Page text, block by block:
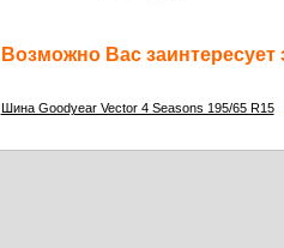
Возможно Вас заинтересует
Шина Goodyear Vector 4 Seasons 195/65 R15